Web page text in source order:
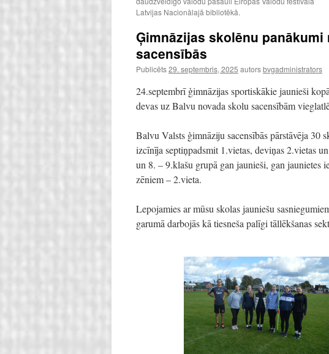
Latvijas Nacionālajā bibliotēkā.
Ģimnāzijas skolēnu
sacensībās
Publicēts29. septembris, 2025 autorsbvgadministrators
24.septembrī ģimnāzijas sportiskākie jaunieši
devas uz Balvu novada skolu sacensībām
Balvu Valsts ģimnāziju sacensībās pārstāvēja
izcīnīja septiņpadsmit 1.vietas, deviņas 2.vietas
un 8. – 9.klašu grupā gan jaunieši, gan jaunietes
zēniem – 2.vieta.
Lepojamies ar mūsu skolas jauniešu
garumā darbojās kā tiesneša palīgi tāllēkšanas